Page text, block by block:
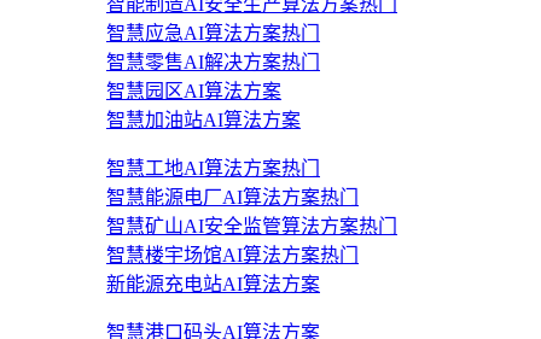
智能制造AI安全生产算法方案热门
智慧应急AI算法方案热门
智慧零售AI解决方案热门
智慧园区AI算法方案
智慧加油站AI算法方案
智慧工地AI算法方案热门
智慧能源电厂AI算法方案热门
智慧矿山AI安全监管算法方案热门
智慧楼宇场馆AI算法方案热门
新能源充电站AI算法方案
智慧港口码头AI算法方案